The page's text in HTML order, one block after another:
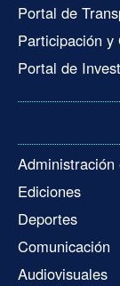
Portal de
Participación
Portal de
Administración
Ediciones
Deportes
Comunicación
Audiovisuales